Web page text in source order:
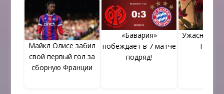
Майкл Олисе забил
свой первый гол за
сборную Франции
«Бавария»
побеждает в 7 матче
подряд!
Ужасные